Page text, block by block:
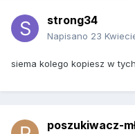
strong34
Napisano 23
siema kolego kopiesz w
poszukiwacz-